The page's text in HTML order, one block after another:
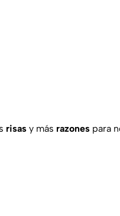
risas y más razones para